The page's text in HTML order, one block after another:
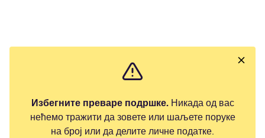
Избегните преваре подршке.Никада од вас
нећемо тражити да зовете или шаљете поруке
на број или да делите личне податке.